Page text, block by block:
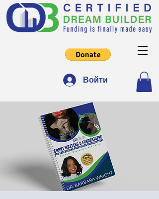
Войти